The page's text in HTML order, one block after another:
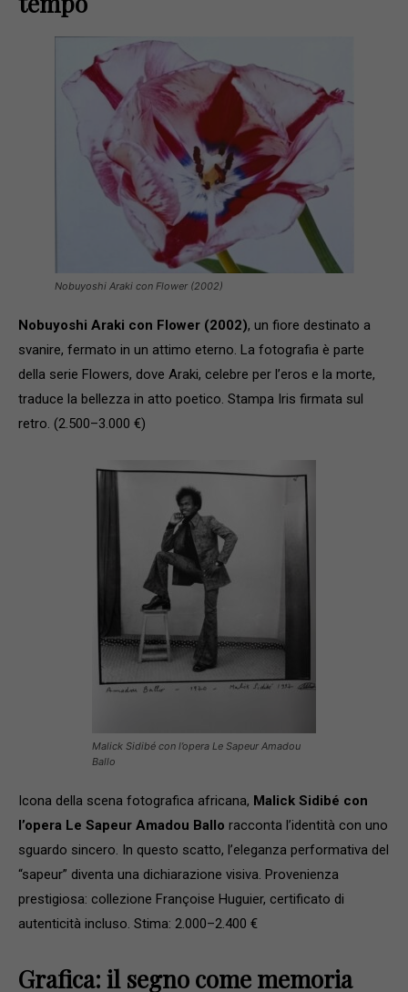
Nobuyoshi Araki con Flower (2002)
Nobuyoshi Araki con Flower (2002), un fiore destinato a
svanire, fermato in un attimo eterno. La fotografia è parte
della serie Flowers, dove Araki, celebre per l’eros e la morte,
traduce la bellezza in atto poetico. Stampa Iris firmata sul
retro. (2.500–3.000 €)
Malick Sidibé con l’opera Le Sapeur Amadou
Ballo
Icona della scena fotografica africana, Malick Sidibé con
l’opera Le Sapeur Amadou Ballo racconta l’identità con uno
sguardo sincero. In questo scatto, l’eleganza performativa del
“sapeur” diventa una dichiarazione visiva. Provenienza
prestigiosa: collezione Françoise Huguier, certificato di
autenticità incluso. Stima: 2.000–2.400 €
Grafica: il segno come memoria